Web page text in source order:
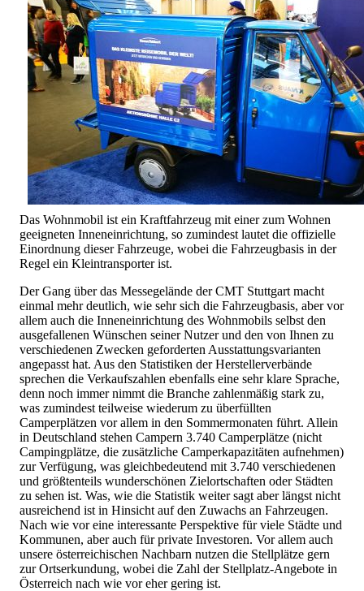
Das Wohnmobil ist ein Kraftfahrzeug mit einer zum Wohnen
geeigneten Inneneinrichtung, so zumindest lautet die offizielle
Einordnung dieser Fahrzeuge, wobei die Fahrzeugbasis in der
Regel ein Kleintransporter ist.
Der Gang über das Messegelände der CMT Stuttgart macht
einmal mehr deutlich, wie sehr sich die Fahrzeugbasis, aber vor
allem auch die Inneneinrichtung des Wohnmobils selbst den
ausgefallenen Wünschen seiner Nutzer und den von Ihnen zu
verschiedenen Zwecken geforderten Ausstattungsvarianten
angepasst hat. Aus den Statistiken der Herstellerverbände
sprechen die Verkaufszahlen ebenfalls eine sehr klare Sprache,
denn noch immer nimmt die Branche zahlenmäßig stark zu,
was zumindest teilweise wiederum zu überfüllten
Camperplätzen vor allem in den Sommermonaten führt. Allein
in Deutschland stehen Campern 3.740 Camperplätze (nicht
Campingplätze, die zusätzliche Camperkapazitäten aufnehmen)
zur Verfügung, was gleichbedeutend mit 3.740 verschiedenen
und größtenteils wunderschönen Zielortschaften oder Städten
zu sehen ist. Was, wie die Statistik weiter sagt aber längst nicht
ausreichend ist in Hinsicht auf den Zuwachs an Fahrzeugen.
Nach wie vor eine interessante Perspektive für viele Städte und
Kommunen, aber auch für private Investoren. Vor allem auch
unsere österreichischen Nachbarn nutzen die Stellplätze gern
zur Ortserkundung, wobei die Zahl der Stellplatz-Angebote in
Österreich nach wie vor eher gering ist.